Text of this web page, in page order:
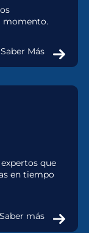
momento.
Saber Más
que
en tiempo
Saber más